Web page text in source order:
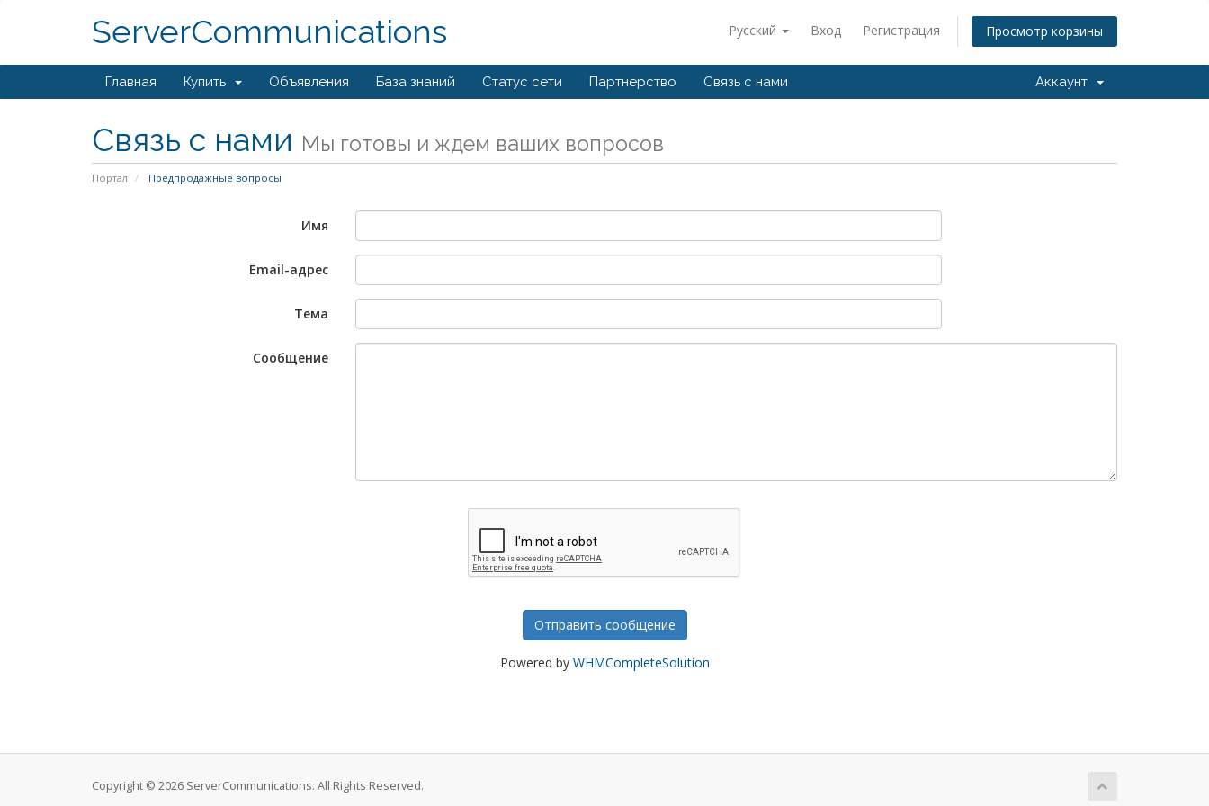
Русский Вход Регистрация Просмотр корзины
ServerCommunications
Главная Купить Объявления База знаний Статус сети Партнерство Связь с нами Аккаунт
Связь с нами Мы готовы и ждем ваших вопросов
Портал Предпродажные вопросы
Имя
Email-адрес
Тема
Сообщение
Отправить сообщение
Powered by WHMCompleteSolution
Copyright © 2026 ServerCommunications. All Rights Reserved.